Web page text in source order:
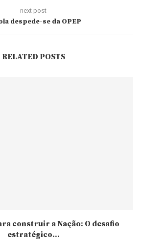
next post
despede-se da OPEP
RELATED POSTS
construir a Nação: O desafio
estratégico...